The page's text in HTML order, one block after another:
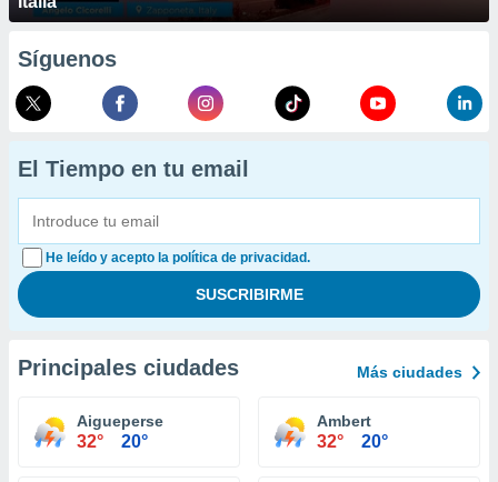
Síguenos
El Tiempo en tu email
He leído y acepto la política de privacidad.
Principales ciudades Más ciudades
Aigueperse
32° 20°
Ambert
32° 20°